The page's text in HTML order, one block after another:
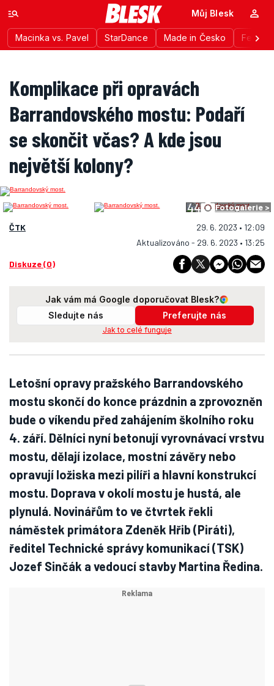
Macinka vs. Pavel StarDance Made in Česko
Můj Blesk
Komplikace při opravách
Barrandovského mostu: Podaří
se skončit včas? A kde jsou
největší kolony?
44
Fotogalerie >
ČTK
29. 6. 2023 • 12:09
Aktualizováno - 29. 6. 2023 • 13:25
Diskuze (0)
Jak vám má Google doporučovat Blesk?
Sledujte nás
Preferujte nás
Jak to celé funguje
Letošní opravy pražského Barrandovského
mostu skončí do konce prázdnin a zprovozněn
bude o víkendu před zahájením školního roku
4. září. Dělníci nyní betonují vyrovnávací vrstvu
mostu, dělají izolace, mostní závěry nebo
opravují ložiska mezi pilíři a hlavní konstrukcí
mostu. Doprava v okolí mostu je hustá, ale
plynulá. Novinářům to ve čtvrtek řekli
náměstek primátora Zdeněk Hřib (Piráti),
ředitel Technické správy komunikací (TSK)
Jozef Sinčák a vedoucí stavby Martina Ředina.